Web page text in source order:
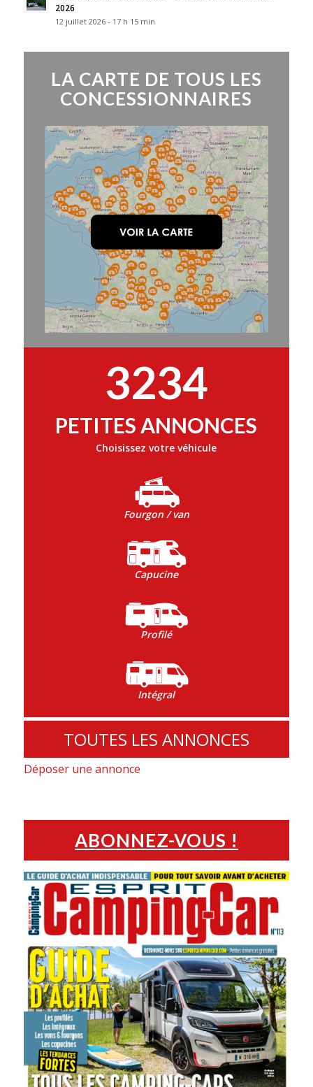
2026
12 juillet 2026 - 17 h 15 min
LA CARTE DE TOUS LES
CONCESSIONNAIRES
3234
PETITES ANNONCES
Choisissez votre véhicule
Fourgon / van
Capucine
Profilé
Intégral
TOUTES LES ANNONCES
Déposer une annonce
ABONNEZ-VOUS !